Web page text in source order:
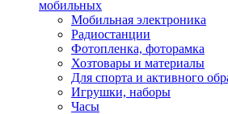
мобильных
Мобильная электроника
Радиостанции
Фотопленка, фоторамка
Хозтовары и материалы
Для спорта и активного
Игрушки, наборы
Часы